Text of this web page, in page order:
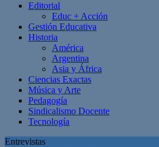
Editorial
Educ + Acción
Gestión Educativa
Historia
América
Argentina
Asia y África
Ciencias Exactas
Música y Arte
Pedagogía
Sindicalismo Docente
Tecnología
Entrevistas